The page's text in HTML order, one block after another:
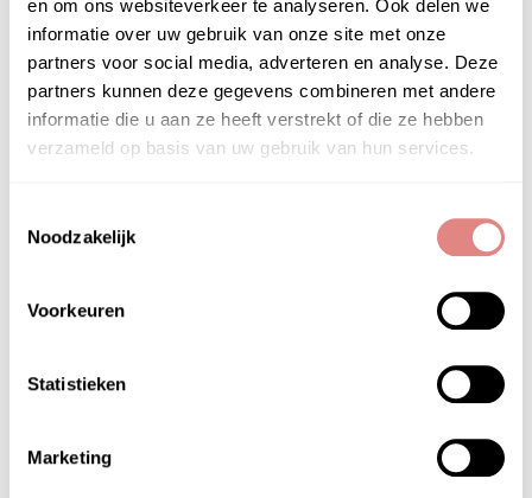
en om ons websiteverkeer te analyseren. Ook delen we
informatie over uw gebruik van onze site met onze
partners voor social media, adverteren en analyse. Deze
partners kunnen deze gegevens combineren met andere
informatie die u aan ze heeft verstrekt of die ze hebben
verzameld op basis van uw gebruik van hun services.
Noodzakelijk
Voorkeuren
Statistieken
Marketing
dit product.
éminence organics firm skin acai exfoliating peel
enregenereren de huid om de teint te verbeteren
melkzuur:
exfoliant dat intense hydratatie biedt en